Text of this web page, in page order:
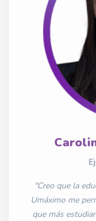
"Creo que la
Umáximo me
que más